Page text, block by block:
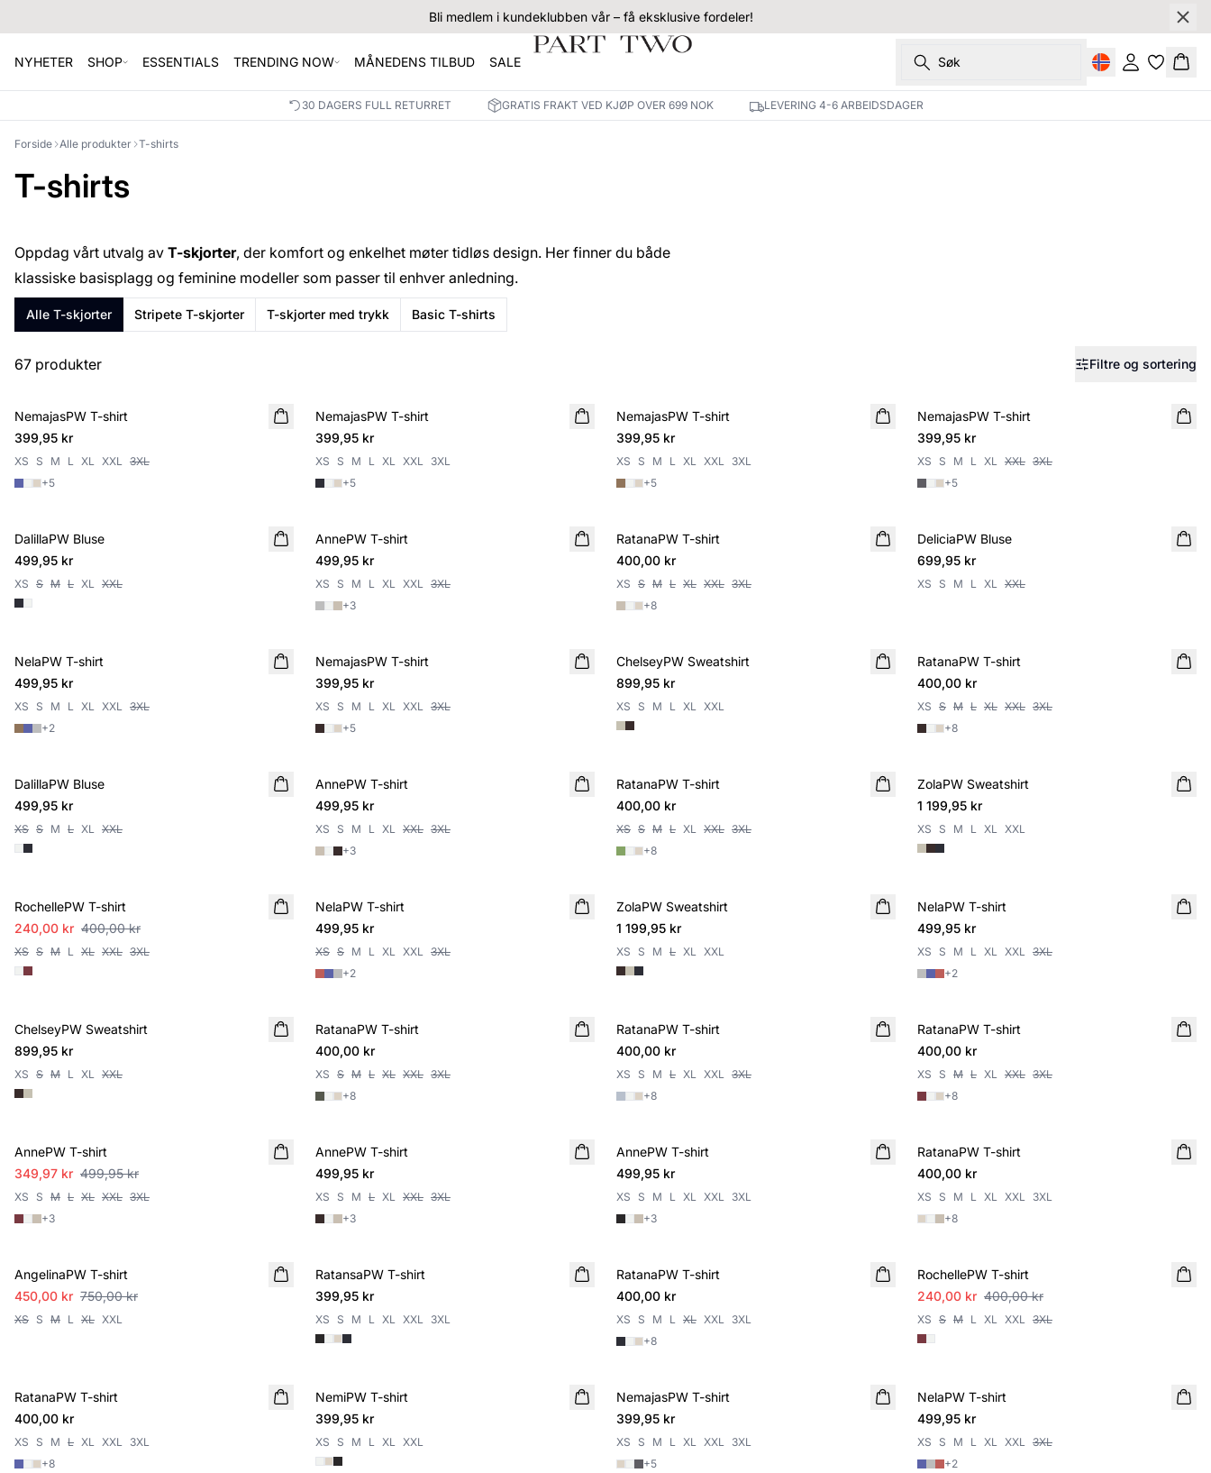
Bli medlem i kundeklubben vår – få eksklusive fordeler!
NYHETER SHOP ESSENTIALS TRENDING NOW MÅNEDENS TILBUD SALE Søk Logg inn
30 DAGERS FULL RETURRET GRATIS FRAKT VED KJØP OVER 699 NOK LEVERING 4-6 ARBEIDSDAGER
Forside Alle produkter T-shirts
T-shirts
Oppdag vårt utvalg av T-skjorter, der komfort og enkelhet møter tidløs design. Her finner du både
klassiske basisplagg og feminine modeller som passer til enhver anledning.
Alle T-skjorter Stripete T-skjorter T-skjorter med trykk Basic T-shirts
67 produkter Filtre og sortering
NYHET
NemajasPW T-shirt
399,95 kr
XS S M L XL XXL 3XL
+5
NYHET
NemajasPW T-shirt
399,95 kr
XS S M L XL XXL 3XL
+5
NYHET
NemajasPW T-shirt
399,95 kr
XS S M L XL XXL 3XL
+5
NYHET
NemajasPW T-shirt
399,95 kr
XS S M L XL XXL 3XL
+5
NYHET
DalillaPW Bluse
499,95 kr
XS S M L XL XXL
NYHET
AnnePW T-shirt
499,95 kr
XS S M L XL XXL 3XL
+3
NYHET
RatanaPW T-shirt
400,00 kr
XS S M L XL XXL 3XL
+8
NYHET
DeliciaPW Bluse
699,95 kr
XS S M L XL XXL
NYHET
NelaPW T-shirt
499,95 kr
XS S M L XL XXL 3XL
+2
NYHET
NemajasPW T-shirt
399,95 kr
XS S M L XL XXL 3XL
+5
NYHET
ChelseyPW Sweatshirt
899,95 kr
XS S M L XL XXL
NYHET
RatanaPW T-shirt
400,00 kr
XS S M L XL XXL 3XL
+8
NYHET
DalillaPW Bluse
499,95 kr
XS S M L XL XXL
NYHET
AnnePW T-shirt
499,95 kr
XS S M L XL XXL 3XL
+3
NYHET
RatanaPW T-shirt
400,00 kr
XS S M L XL XXL 3XL
+8
NYHET
ZolaPW Sweatshirt
1 199,95 kr
XS S M L XL XXL
RochellePW T-shirt
240,00 kr 400,00 kr
XS S M L XL XXL 3XL
NYHET
NelaPW T-shirt
499,95 kr
XS S M L XL XXL 3XL
+2
NYHET
ZolaPW Sweatshirt
1 199,95 kr
XS S M L XL XXL
NYHET
NelaPW T-shirt
499,95 kr
XS S M L XL XXL 3XL
+2
NYHET
ChelseyPW Sweatshirt
899,95 kr
XS S M L XL XXL
NYHET
RatanaPW T-shirt
400,00 kr
XS S M L XL XXL 3XL
+8
NYHET
RatanaPW T-shirt
400,00 kr
XS S M L XL XXL 3XL
+8
NYHET
RatanaPW T-shirt
400,00 kr
XS S M L XL XXL 3XL
+8
AnnePW T-shirt
349,97 kr 499,95 kr
XS S M L XL XXL 3XL
+3
NYHET
AnnePW T-shirt
499,95 kr
XS S M L XL XXL 3XL
+3
AnnePW T-shirt
499,95 kr
XS S M L XL XXL 3XL
+3
RatanaPW T-shirt
400,00 kr
XS S M L XL XXL 3XL
+8
AngelinaPW T-shirt
450,00 kr 750,00 kr
XS S M L XL XXL
RatansaPW T-shirt
399,95 kr
XS S M L XL XXL 3XL
RatanaPW T-shirt
400,00 kr
XS S M L XL XXL 3XL
+8
RochellePW T-shirt
240,00 kr 400,00 kr
XS S M L XL XXL 3XL
RatanaPW T-shirt
400,00 kr
XS S M L XL XXL 3XL
+8
NemiPW T-shirt
399,95 kr
XS S M L XL XXL
NemajasPW T-shirt
399,95 kr
XS S M L XL XXL 3XL
+5
NelaPW T-shirt
499,95 kr
XS S M L XL XXL 3XL
+2